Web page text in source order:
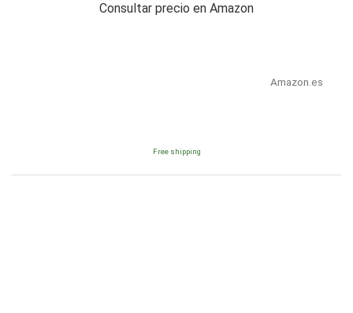
Consultar precio en Amazon
Amazon.es
Free shipping